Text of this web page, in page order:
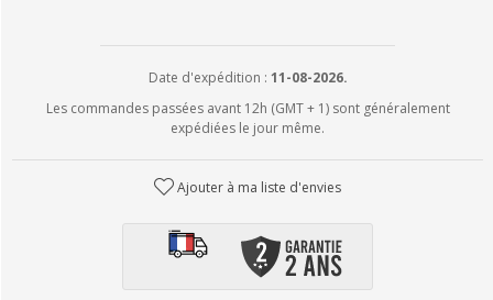
Date d'expédition : 11-08-2026.
Les commandes passées avant 12h (GMT + 1) sont généralement
expédiées le jour même.
Ajouter à ma liste d'envies